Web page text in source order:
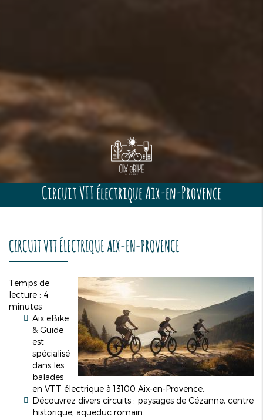
Circuit VTT électrique Aix-en-Provence
CIRCUIT VTT ÉLECTRIQUE AIX-EN-PROVENCE
Temps de
lecture : 4
minutes
Aix eBike
& Guide
est
spécialisé
dans les
balades
en VTT électrique à 13100 Aix-en-Provence.
Découvrez divers circuits : paysages de Cézanne, centre
historique, aqueduc romain.